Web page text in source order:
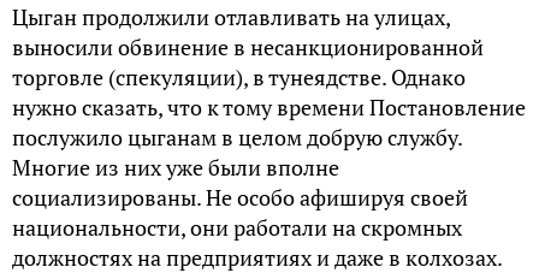
Цыган продолжили отлавливать на улицах,
выносили обвинение в несанкционированной
торговле (спекуляции), в тунеядстве. Однако
нужно сказать, что к тому времени Постановление
послужило цыганам в целом добрую службу.
Многие из них уже были вполне
социализированы. Не особо афишируя своей
национальности, они работали на скромных
должностях на предприятиях и даже в колхозах.